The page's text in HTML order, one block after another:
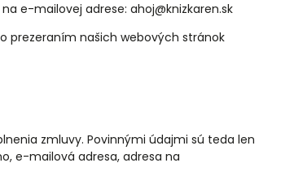
e-mailovej adrese: ahoj@knizkaren.sk
prezeraním našich webových stránok
zmluvy. Povinnými údajmi sú teda len
e-mailová adresa, adresa na